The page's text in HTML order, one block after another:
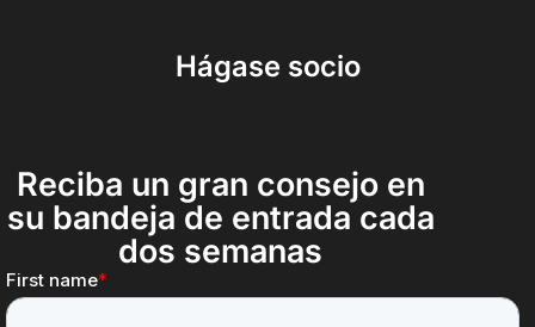
Hágase socio
Reciba un gran consejo en
su bandeja de entrada cada
dos semanas